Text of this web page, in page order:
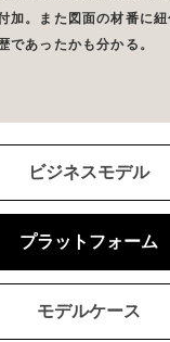
加。また図面の材番に
であったかも分かる。
ビジネスモデル
プラットフォーム
モデルケース